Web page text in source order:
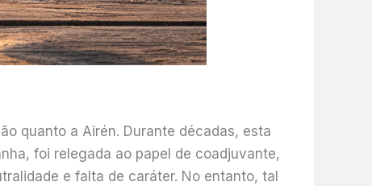
quanto a Airén. Durante décadas, esta
foi relegada ao papel de coadjuvante,
e falta de caráter. No entanto, tal